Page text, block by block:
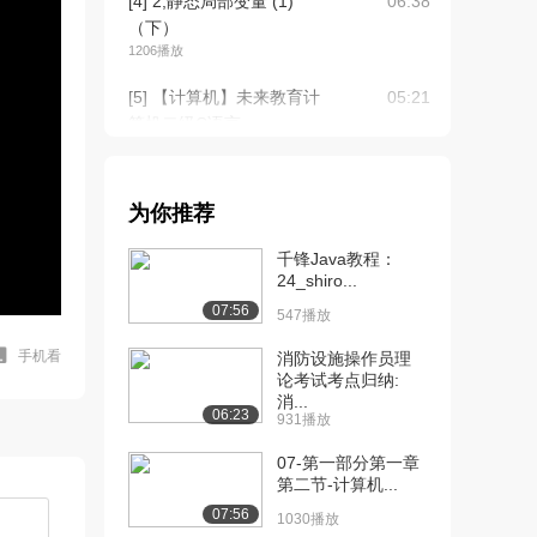
手机看
（下）
1206播放
[5] 【计算机】未来教育计
05:21
结合使...
为你推荐
07:56
千锋Java教程：
24_shiro...
547播放
06:23
消防设施操作员理
论考试考点归纳:
消...
931播放
07:56
07-第一部分第一章
第二节-计算机...
1030播放